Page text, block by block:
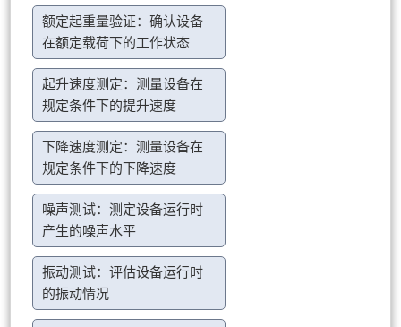
额定起重量验证：确认设备
在额定载荷下的工作状态
起升速度测定：测量设备在
规定条件下的提升速度
下降速度测定：测量设备在
规定条件下的下降速度
噪声测试：测定设备运行时
产生的噪声水平
振动测试：评估设备运行时
的振动情况